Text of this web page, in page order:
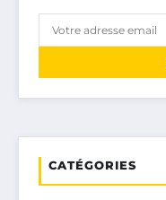
CATÉGORIES